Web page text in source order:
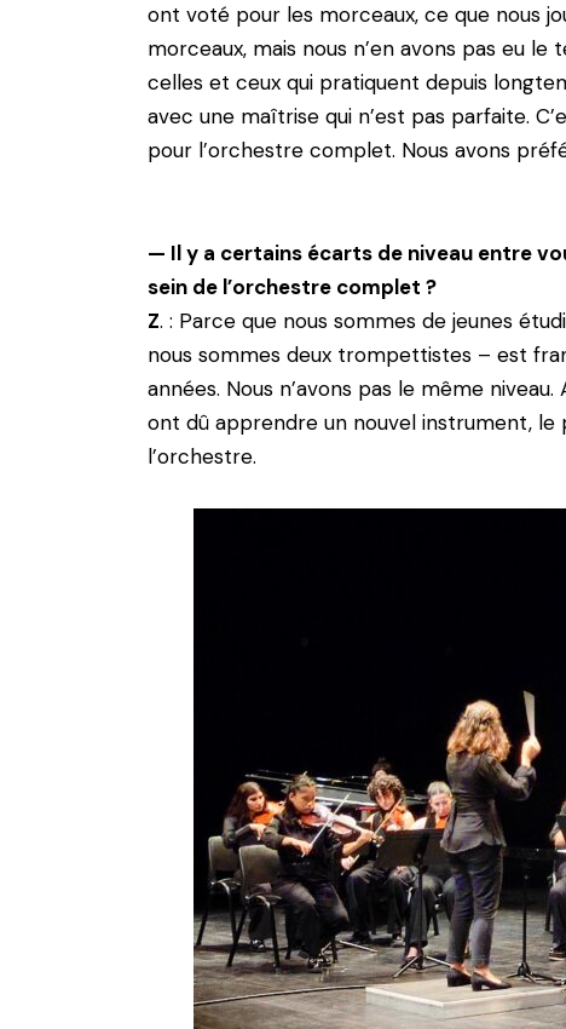
ont voté pour les morceaux, ce que nous
morceaux, mais nous n’en avons pas eu
celles et ceux qui pratiquent depuis
avec une maîtrise qui n’est pas parfaite.
pour l’orchestre complet. Nous avons
— Il y a certains écarts de niveau entre
sein de l’orchestre complet ?
Z. : Parce que nous sommes de jeunes
nous sommes deux trompettistes – est
années. Nous n’avons pas le même
ont dû apprendre un nouvel instrument, le
l’orchestre.